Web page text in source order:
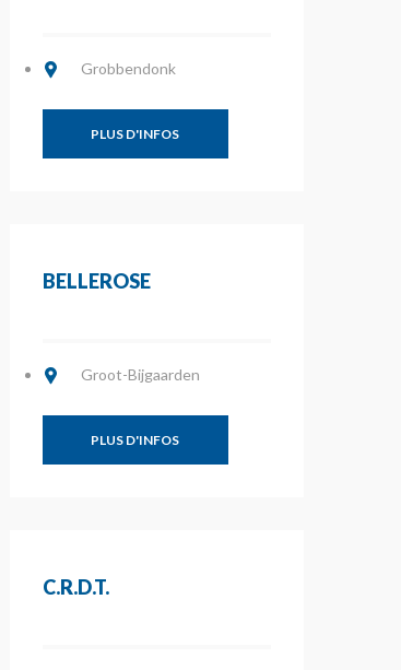
Grobbendonk
PLUS D'INFOS
BELLEROSE
Groot-Bijgaarden
PLUS D'INFOS
C.R.D.T.